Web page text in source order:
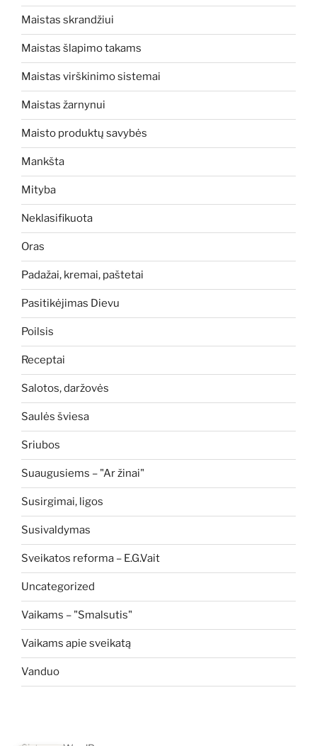
Maistas skrandžiui
Maistas šlapimo takams
Maistas virškinimo sistemai
Maistas žarnynui
Maisto produktų savybės
Mankšta
Mityba
Neklasifikuota
Oras
Padažai, kremai, paštetai
Pasitikėjimas Dievu
Poilsis
Receptai
Salotos, daržovės
Saulės šviesa
Sriubos
Suaugusiems – "Ar žinai"
Susirgimai, ligos
Susivaldymas
Sveikatos reforma – E.G.Vait
Uncategorized
Vaikams – "Smalsutis"
Vaikams apie sveikatą
Vanduo